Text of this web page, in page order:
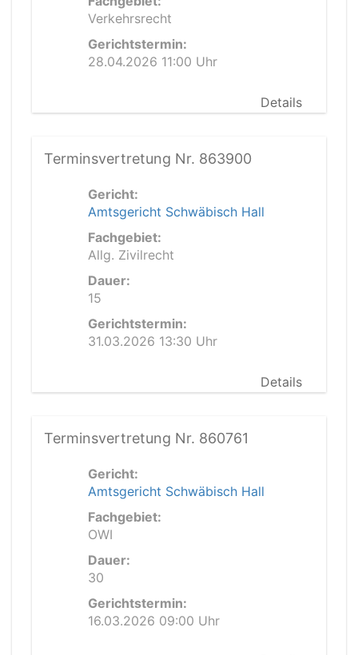
Verkehrsrecht
Gerichtstermin:
28.04.2026 11:00 Uhr
Details
Terminsvertretung Nr. 863900
Gericht:
Amtsgericht Schwäbisch Hall
Fachgebiet:
Allg. Zivilrecht
Dauer:
15
Gerichtstermin:
31.03.2026 13:30 Uhr
Details
Terminsvertretung Nr. 860761
Gericht:
Amtsgericht Schwäbisch Hall
Fachgebiet:
OWI
Dauer:
30
Gerichtstermin:
16.03.2026 09:00 Uhr